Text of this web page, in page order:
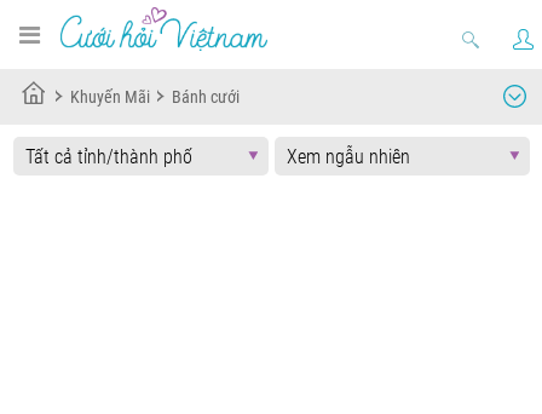
Khuyến Mãi Bánh cưới